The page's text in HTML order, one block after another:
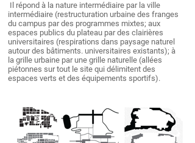
Il répond à la nature intermédiaire par la ville
intermédiaire (restructuration urbaine des franges
du campus par des programmes mixtes; aux
espaces publics du plateau par des clairières
universitaires (respirations dans paysage naturel
autour des bâtiments. universitaires existants); à
la grille urbaine par une grille naturelle (allées
piétonnes sur tout le site qui délimitent des
espaces verts et des équipements sportifs).